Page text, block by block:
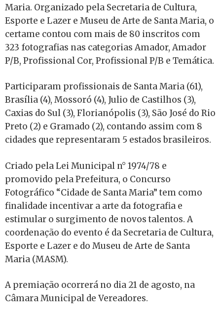
Maria. Organizado pela Secretaria de Cultura,
Esporte e Lazer e Museu de Arte de Santa Maria, o
certame contou com mais de 80 inscritos com
323 fotografias nas categorias Amador, Amador
P/B, Profissional Cor, Profissional P/B e Temática.
Participaram profissionais de Santa Maria (61),
Brasília (4), Mossoró (4), Julio de Castilhos (3),
Caxias do Sul (3), Florianópolis (3), São José do Rio
Preto (2) e Gramado (2), contando assim com 8
cidades que representaram 5 estados brasileiros.
Criado pela Lei Municipal n° 1974/78 e
promovido pela Prefeitura, o Concurso
Fotográfico “Cidade de Santa Maria” tem como
finalidade incentivar a arte da fotografia e
estimular o surgimento de novos talentos. A
coordenação do evento é da Secretaria de Cultura,
Esporte e Lazer e do Museu de Arte de Santa
Maria (MASM).
A premiação ocorrerá no dia 21 de agosto, na
Câmara Municipal de Vereadores.